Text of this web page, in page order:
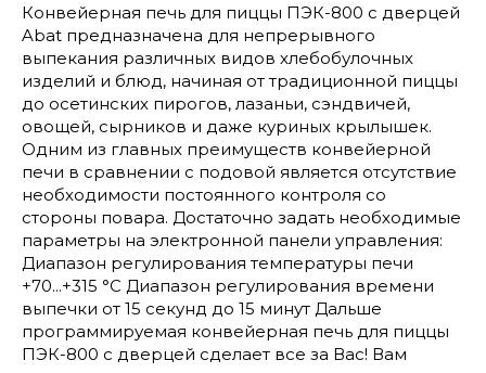
Конвейерная печь для пиццы ПЭК-800 с дверцей
Abat предназначена для непрерывного
выпекания различных видов хлебобулочных
изделий и блюд, начиная от традиционной пиццы
до осетинских пирогов, лазаньи, сэндвичей,
овощей, сырников и даже куриных крылышек.
Одним из главных преимуществ конвейерной
печи в сравнении с подовой является отсутствие
необходимости постоянного контроля со
стороны повара. Достаточно задать необходимые
параметры на электронной панели управления:
Диапазон регулирования температуры печи
+70...+315 °C Диапазон регулирования времени
выпечки от 15 секунд до 15 минут Дальше
программируемая конвейерная печь для пиццы
ПЭК-800 с дверцей сделает все за Вас! Вам